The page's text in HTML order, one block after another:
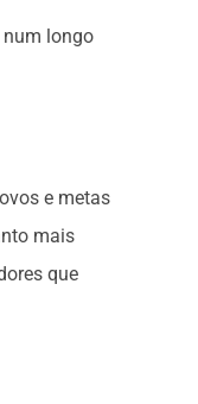
num longo
e metas
mais
que